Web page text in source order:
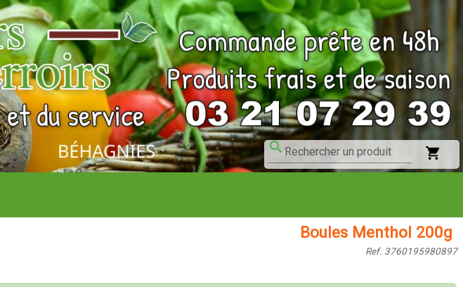
search Rechercher un produit shopping_cart
Boules Menthol 200g
Ref. 3760195980897